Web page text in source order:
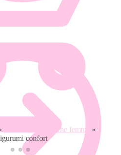
Combinaison licorne femme
»
confort